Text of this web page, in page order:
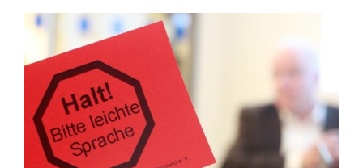
Zeige
grösseres
Bild